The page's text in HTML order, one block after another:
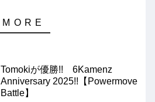
Tomokiが優勝!! 6Kamenz
Anniversary 2025!!【Powermove
Battle】